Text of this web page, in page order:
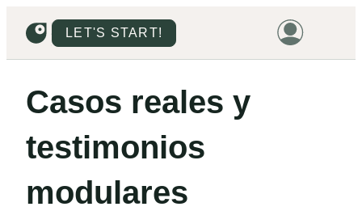
LET'S START!
Casos reales y
testimonios
modulares